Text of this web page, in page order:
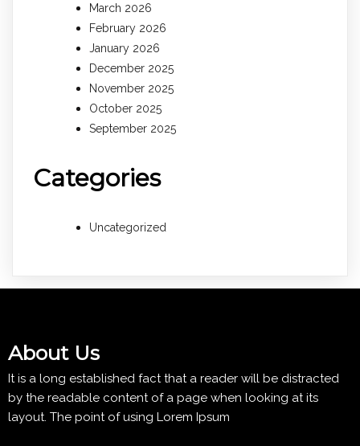
March 2026
February 2026
January 2026
December 2025
November 2025
October 2025
September 2025
Categories
Uncategorized
About Us
It is a long established fact that a reader will be distracted
by the readable content of a page when looking at its
layout. The point of using Lorem Ipsum